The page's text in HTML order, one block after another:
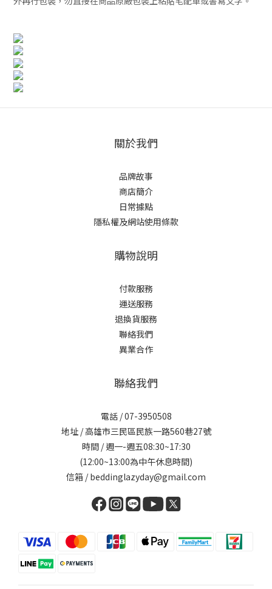
關於我們
品牌故事
商店簡介
日常據點
隱私權及網站使用條款
購物說明
付款服務
運送服務
退換貨服務
聯絡我們
異業合作
聯絡我們
電話 / 07-3950508
地址 / 高雄市三民區民族一路560巷27號
時間 / 週一-週五08:30~17:30
(12:00~13:00為中午休息時間)
信箱 / beddinglazyday@gmail.com